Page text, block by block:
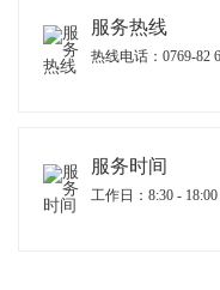
服务热线
热线电话：0769-82
服务时间
工作日：8:30 - 18:00